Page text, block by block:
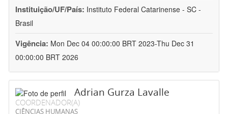
Instituição/UF/País: Instituto Federal Catarinense - SC -
Brasil
Vigência: Mon Dec 04 00:00:00 BRT 2023-Thu Dec 31
00:00:00 BRT 2026
Adrian Gurza Lavalle
COORDENADOR(A)
CIÊNCIAS HUMANAS